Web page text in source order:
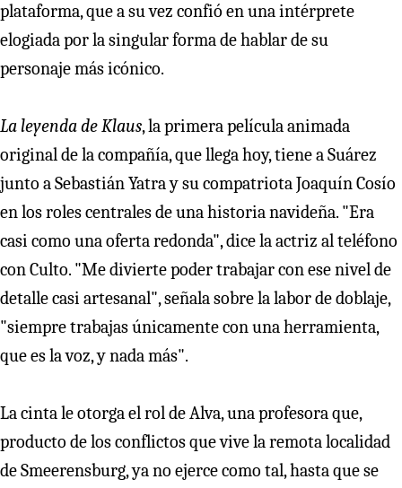
plataforma, que a su vez confió en una intérprete
elogiada por la singular forma de hablar de su
personaje más icónico.
La leyenda de Klaus, la primera película animada
original de la compañía, que llega hoy, tiene a Suárez
junto a Sebastián Yatra y su compatriota Joaquín Cosío
en los roles centrales de una historia navideña. "Era
casi como una oferta redonda", dice la actriz al teléfono
con Culto. "Me divierte poder trabajar con ese nivel de
detalle casi artesanal", señala sobre la labor de doblaje,
"siempre trabajas únicamente con una herramienta,
que es la voz, y nada más".
La cinta le otorga el rol de Alva, una profesora que,
producto de los conflictos que vive la remota localidad
de Smeerensburg, ya no ejerce como tal, hasta que se